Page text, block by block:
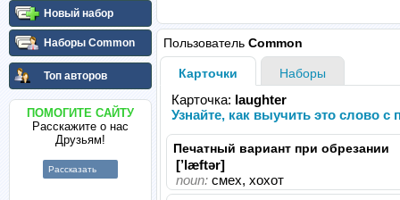
Новый набор
Наборы Common
Топ авторов
ПОМОГИТЕ САЙТУ
Расскажите о нас
Друзьям!
Рассказать
Пользователь Common
Карточки Наборы
Карточка: laughter
Узнайте, как выучить это слово
Печатный вариант при обрезании
[’læftər]
noun: смех, хохот